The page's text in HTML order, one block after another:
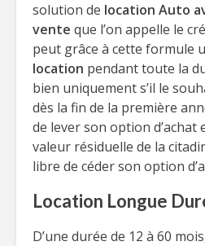
solution de location Auto
vente que l’on appelle le
peut grâce à cette formule
location pendant toute la
bien uniquement s’il le
dès la fin de la première
de lever son option d’achat
valeur résiduelle de la
libre de céder son option
Location Longue
D’une durée de 12 à 60